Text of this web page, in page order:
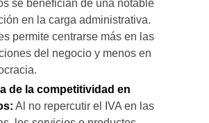
se benefician de una notable
en la carga administrativa.
permite centrarse más en las
del negocio y menos en
de la competitividad en
Al no repercutir el IVA en las